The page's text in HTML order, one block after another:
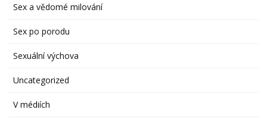
Sex a vědomé milování
Sex po porodu
Sexuální výchova
Uncategorized
V médiích